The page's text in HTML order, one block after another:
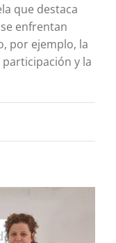
que destaca
enfrentan
por ejemplo, la
y la